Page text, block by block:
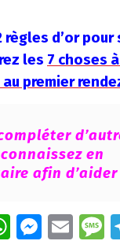
règles d’or pour
les 7 choses
premier
en
afin d’aider
W M
E